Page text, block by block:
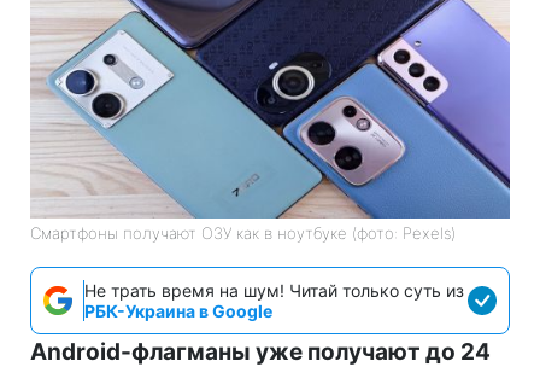
Смартфоны получают ОЗУ как в ноутбуке (фото: Pexels)
Не трать время на шум! Читай только суть из
РБК-Украина в Google
Android-флагманы уже получают до 24